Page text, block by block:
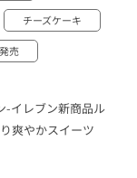
チーズケーキ
売
-イレブン新商品ル
爽やかスイーツ